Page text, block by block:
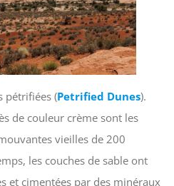
pétrifiées (Petrified Dunes).
de couleur crème sont les
vieilles de 200
les couches de sable ont
et cimentées par des minéraux